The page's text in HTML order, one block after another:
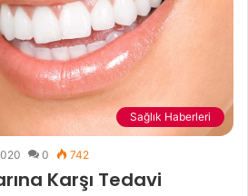
Sağlık Haberleri
0 742
Karşı Tedavi